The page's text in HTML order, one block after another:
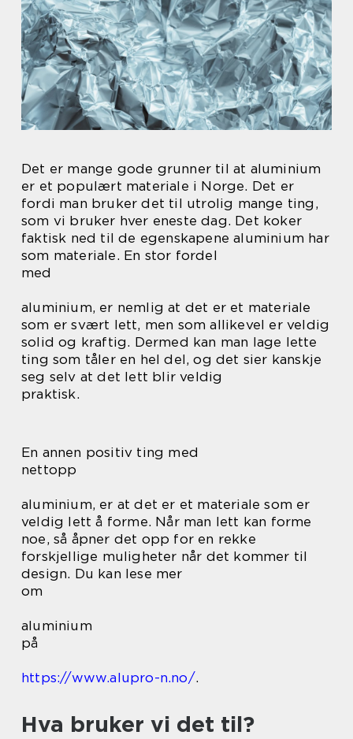
Det er mange gode grunner til at aluminium
er et populært materiale i Norge. Det er
fordi man bruker det til utrolig mange ting,
som vi bruker hver eneste dag. Det koker
faktisk ned til de egenskapene aluminium har
som materiale. En stor fordel
med
aluminium, er nemlig at det er et materiale
som er svært lett, men som allikevel er veldig
solid og kraftig. Dermed kan man lage lette
ting som tåler en hel del, og det sier kanskje
seg selv at det lett blir veldig
praktisk.
En annen positiv ting med
nettopp
aluminium, er at det er et materiale som er
veldig lett å forme. Når man lett kan forme
noe, så åpner det opp for en rekke
forskjellige muligheter når det kommer til
design. Du kan lese mer
om
aluminium
på
https://www.alupro-n.no/.
Hva bruker vi det til?